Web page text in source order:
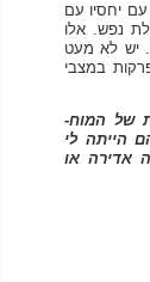
יחסיו עם
נפש. אלו
יש לא מעט
במצבי
של המוח-
הייתה לי
אדירה או